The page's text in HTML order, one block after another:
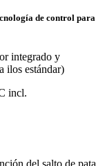
de control para
integrado y
ilos estándar)
incl.
del salto de pata